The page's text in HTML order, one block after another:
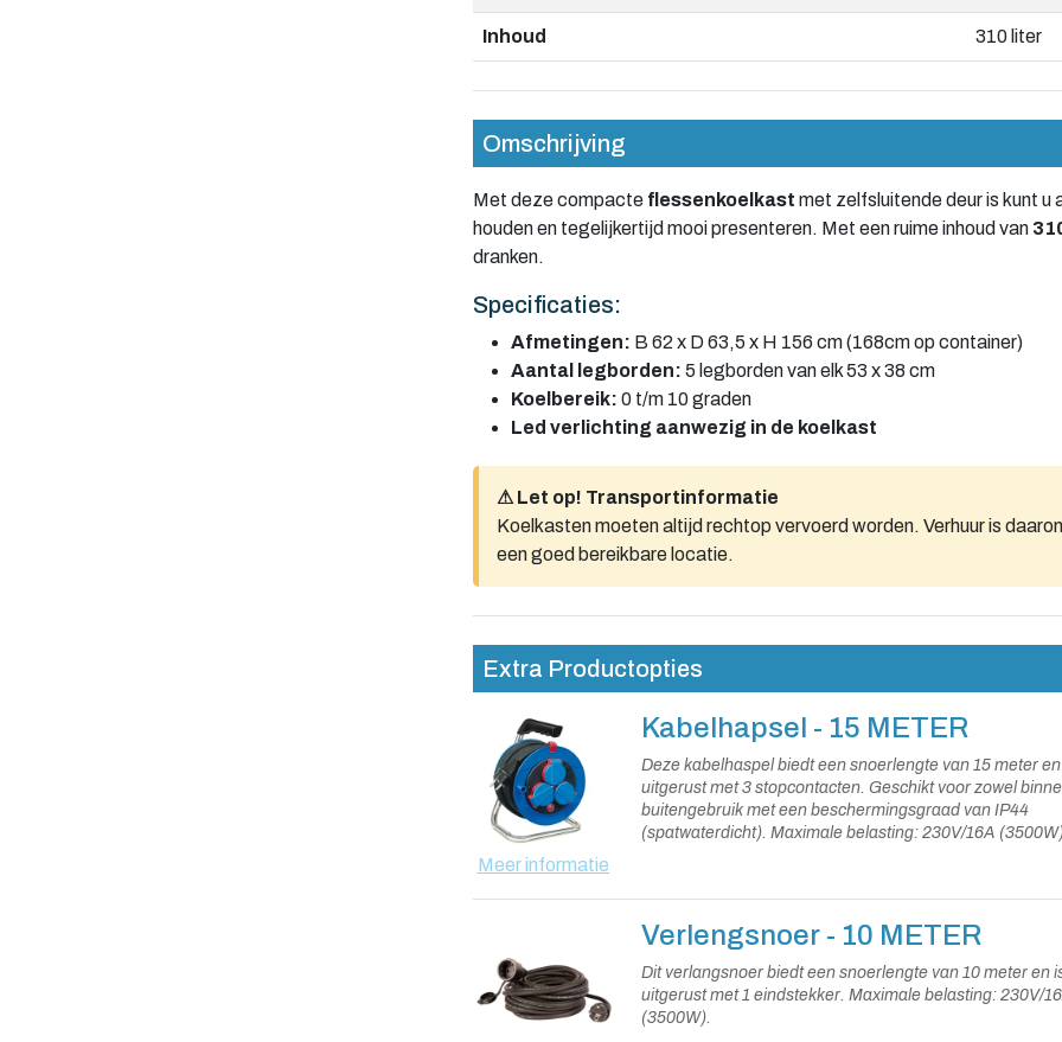
Inhoud 310 liter
Omschrijving
Met deze compacte flessenkoelkast met zelfsluitende deur is kunt u
houden en tegelijkertijd mooi presenteren. Met een ruime inhoud van
dranken.
Specificaties:
Afmetingen: B 62 x D 63,5 x H 156 cm (168cm op container)
Aantal legborden: 5 legborden van elk 53 x 38 cm
Koelbereik: 0 t/m 10 graden
Led verlichting aanwezig in de koelkast
⚠ Let op! Transportinformatie
Koelkasten moeten altijd rechtop vervoerd worden. Verhuur is
een goed bereikbare locatie.
Extra Productopties
Meer informatie
Kabelhapsel - 15 METER
Deze kabelhaspel biedt een snoerlengte van 15 meter
uitgerust met 3 stopcontacten. Geschikt voor zowel
buitengebruik met een beschermingsgraad van IP44
(spatwaterdicht). Maximale belasting: 230V/16A
Verlengsnoer - 10 METER
Dit verlangsnoer biedt een snoerlengte van 10 meter en
uitgerust met 1 eindstekker. Maximale belasting: 230V/
(3500W).